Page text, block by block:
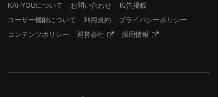
KAI-YOUについて
お問い合わせ
広告掲載
ユーザー機能について
利用規約
プライバシーポリシー
コンテンツポリシー
運営会社 採用情報